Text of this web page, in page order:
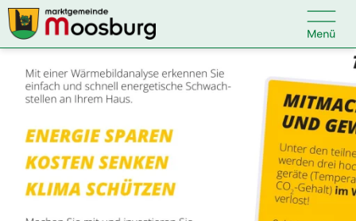
Kontakt 
Suche nach:
Startseite
Kundenservice